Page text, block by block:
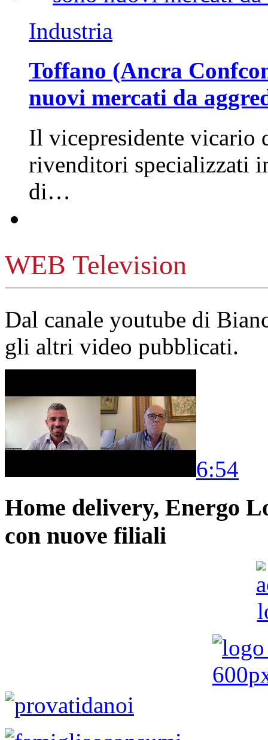
Industria
Toffano (Ancra
nuovi mercati da
Il vicepresidente vicario
rivenditori specializzati
di…
WEB Television
Dal canale youtube di
gli altri video pubblicati.
6:54
Home delivery, Energo
con nuove filiali